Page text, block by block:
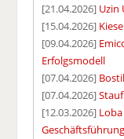
[21.04.2026] Uzin
[15.04.2026]
[09.04.2026]
Erfolgsmodell
[07.04.2026]
[07.04.2026]
[12.03.2026]
Geschäftsführung